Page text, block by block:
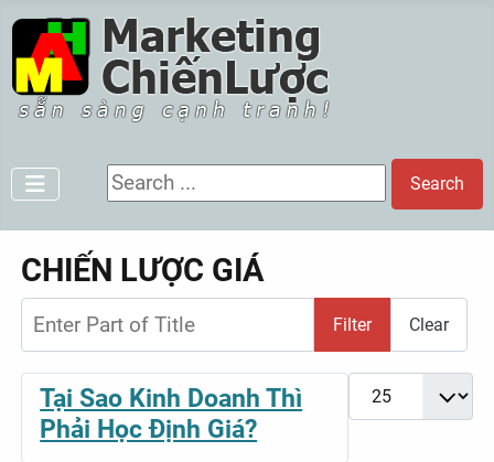
Search ... Search
CHIẾN LƯỢC GIÁ
Enter Part of Title
Filter Clear
Display #
Tại Sao Kinh Doanh Thì
Phải Học Định Giá?